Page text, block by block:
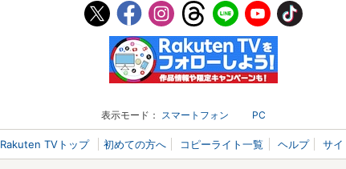
表示モード： スマートフォン PC
Rakuten TVトップ 初めての方へ コピーライト一覧 ヘルプ サイ